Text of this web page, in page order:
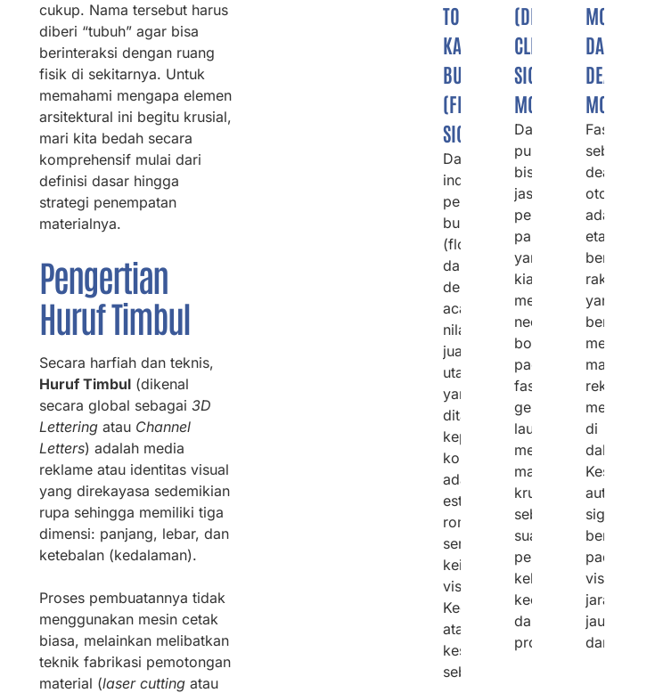
cukup. Nama tersebut harus
diberi “tubuh” agar bisa
berinteraksi dengan ruang
fisik di sekitarnya. Untuk
memahami mengapa elemen
arsitektural ini begitu krusial,
mari kita bedah secara
komprehensif mulai dari
definisi dasar hingga
strategi penempatan
materialnya.
Pengertian
Huruf Timbul
Secara harfiah dan teknis,
Huruf Timbul(dikenal
secara global sebagai 3D
Letteringatau Channel
Letters) adalah media
reklame atau identitas visual
yang direkayasa sedemikian
rupa sehingga memiliki tiga
dimensi: panjang, lebar, dan
ketebalan (kedalaman).
Proses pembuatannya tidak
menggunakan mesin cetak
biasa, melainkan melibatkan
teknik fabrikasi pemotongan
material (laser cuttingatau
TOKO
KARANGAN
BUNGA
(FLORIST
SIGNAGE)
Dalam
industri
perniagaan
bunga
(florikultura)
dan
dekorasi
acara,
nilai
jual
utama
yang
ditawarkan
kepada
konsumen
adalah
estetika,
romansa,
serta
keindahan
visual.
Kegagalan
atau
kesuksesan
sebuah
(DRY
CLEANING
SIGNAGE)
MODERN
Dalam
pusaran
bisnis
jasa
perawatan
pakaian
yang
kian
menjamur,
neon
box
pada
fasad
gerai
laundry
memegang
mandat
krusial
sebagai
suar
penanda
kebersihan,
kecepatan,
dan
profesionalisme.
MOBIL
DAN
DEALER
MOTOR
Fasad
sebuah
dealer
otomotif
adalah
etalase
berskala
raksasa
yang
bertugas
mahakarya
rekayasa
mesin
di
dalamnya.
automotive
signage
bergantung
pada
visibilitas
jarak
jauh
dari